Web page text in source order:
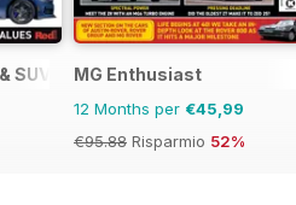
SUV Buyers Guide
MG Enthusiast
12 Months per €45,99
€95.88 Risparmio 52%